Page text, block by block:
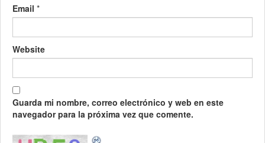
Email *
Website
Guarda mi nombre, correo electrónico y web en este
navegador para la próxima vez que comente.